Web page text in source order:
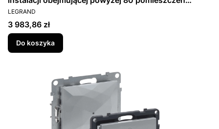
Legrand Mosaic 076616
PRODUCENT
LEGRAND
Cena
3 983,86 zł
Do koszyka